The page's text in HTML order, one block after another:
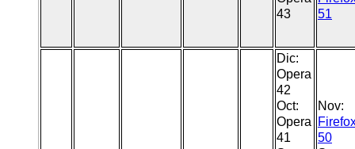
43
51
Dic:
Opera
42
Oct:
Opera
41
Nov:
50